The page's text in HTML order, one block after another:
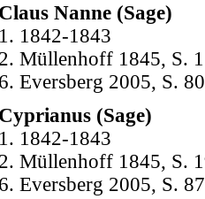
Claus Nanne (Sage)
1. 1842-1843
2. Müllenhoff 1845, S.
6. Eversberg 2005, S. 80
Cyprianus (Sage)
1. 1842-1843
2. Müllenhoff 1845, S.
6. Eversberg 2005, S. 87